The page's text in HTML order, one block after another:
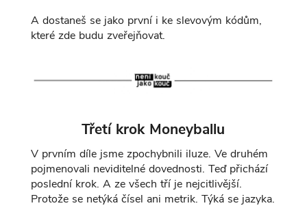
A dostaneš se jako první i ke slevovým kódům,
které zde budu zveřejňovat.
Třetí krok Moneyballu
V prvním díle jsme zpochybnili iluze. Ve druhém
pojmenovali neviditelné dovednosti. Teď přichází
poslední krok. A ze všech tří je nejcitlivější.
Protože se netýká čísel ani metrik. Týká se jazyka.